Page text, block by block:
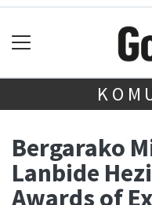
Bergarako
Lanbide
Awards of